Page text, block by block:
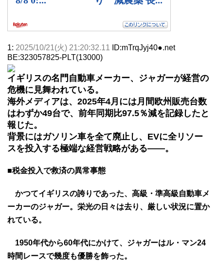
1: 2025/10/21(火) 21:20:32.11
ID:mTrqJyj40●.net
BE:323057825-PLT(13000)
イギリスの名門自動車メーカー、ジャガーが経営の
危機に見舞われている。
海外メディアは、2025年4月には月間欧州販売台数
はわずか49台で、前年同期比97.5％減を記録したと
報じた。
背景にはガソリン車を全て廃止し、EVに全リソー
スを投入する極端な経営戦略がある――。
■税金投入で救済の異常事態
かつてイギリスの誇りであった、高級・準高級自動車メ
ーカーのジャガー。栄光の日々は去り、厳しい状況に置か
れている。
1950年代から60年代にかけて、ジャガーはル・マン24
時間レースで幾度も優勝を飾った。